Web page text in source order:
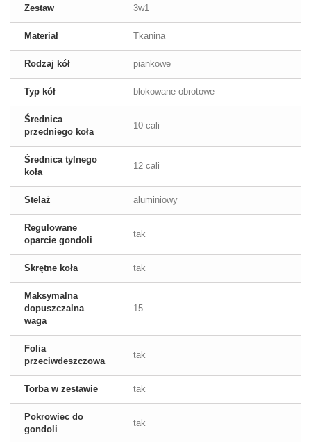
Zestaw 3w1
Materiał Tkanina
Rodzaj kół piankowe
Typ kół blokowane obrotowe
Średnica
przedniego koła
10 cali
Średnica tylnego
koła
12 cali
Stelaż aluminiowy
Regulowane
oparcie gondoli
tak
Skrętne koła tak
Maksymalna
dopuszczalna
waga
15
Folia
przeciwdeszczowa
tak
Torba w zestawie tak
Pokrowiec do
gondoli
tak